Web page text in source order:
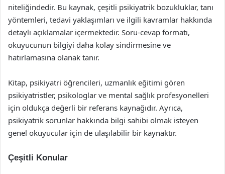
niteliğindedir. Bu kaynak, çeşitli psikiyatrik bozukluklar, tanı
yöntemleri, tedavi yaklaşımları ve ilgili kavramlar hakkında
detaylı açıklamalar içermektedir. Soru-cevap formatı,
okuyucunun bilgiyi daha kolay sindirmesine ve
hatırlamasına olanak tanır.
Kitap, psikiyatri öğrencileri, uzmanlık eğitimi gören
psikiyatristler, psikologlar ve mental sağlık profesyonelleri
için oldukça değerli bir referans kaynağıdır. Ayrıca,
psikiyatrik sorunlar hakkında bilgi sahibi olmak isteyen
genel okuyucular için de ulaşılabilir bir kaynaktır.
Çeşitli Konular